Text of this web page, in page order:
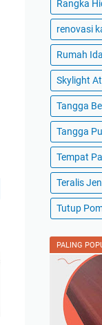
Rangka
renovasi
Rumah
Skylight
Tangga
Tangga
Tempat
Teralis
Tutup
PALING